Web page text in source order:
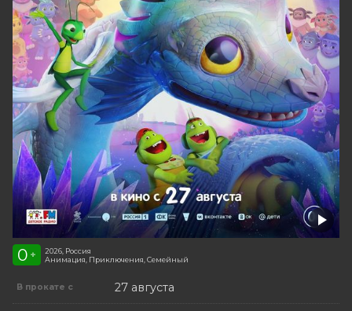
0 +
2026, Россия
Анимация, Приключения, Семейный
В прокате с 27 августа